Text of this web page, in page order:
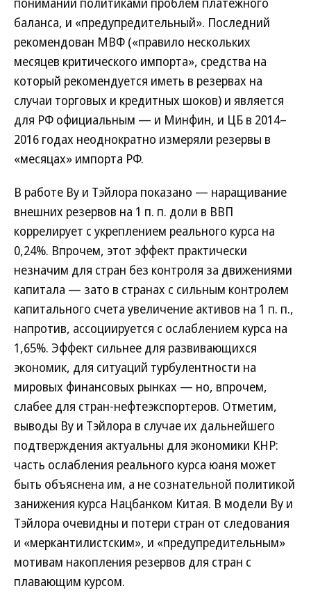
баланса, и «предупредительный». Последний
рекомендован МВФ («правило нескольких
месяцев критического импорта», средства на
который рекомендуется иметь в резервах на
случаи торговых и кредитных шоков) и является
для РФ официальным — и Минфин, и ЦБ в 2014–
2016 годах неоднократно измеряли резервы в
«месяцах» импорта РФ.
В работе Ву и Тэйлора показано — наращивание
внешних резервов на 1 п. п. доли в ВВП
коррелирует с укреплением реального курса на
0,24%. Впрочем, этот эффект практически
незначим для стран без контроля за движениями
капитала — зато в странах с сильным контролем
капитального счета увеличение активов на 1 п. п.,
напротив, ассоциируется с ослаблением курса на
1,65%. Эффект сильнее для развивающихся
экономик, для ситуаций турбулентности на
мировых финансовых рынках — но, впрочем,
слабее для стран-нефтеэкспортеров. Отметим,
выводы Ву и Тэйлора в случае их дальнейшего
подтверждения актуальны для экономики КНР:
часть ослабления реального курса юаня может
быть объяснена им, а не сознательной политикой
занижения курса Нацбанком Китая. В модели Ву и
Тэйлора очевидны и потери стран от следования
и «меркантилистским», и «предупредительным»
мотивам накопления резервов для стран с
плавающим курсом.